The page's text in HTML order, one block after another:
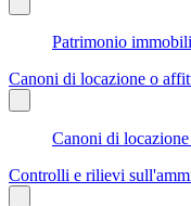
Patrimonio
Canoni di locazione o
Canoni di
Controlli e rilievi